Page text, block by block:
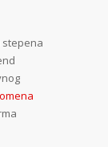
stepena